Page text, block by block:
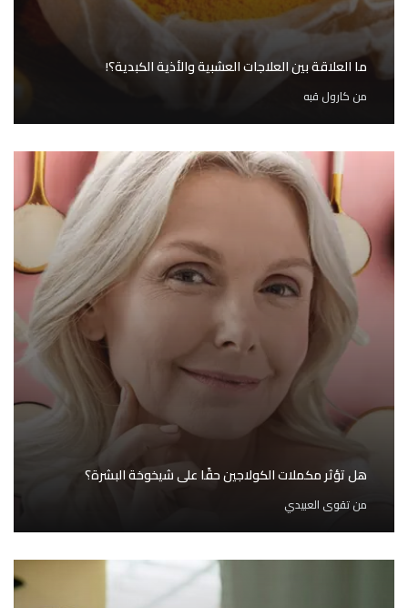
ما العلاقة بين العلاجات العشبية والأذية الكبدية؟!
من كارول قبه
هل تؤثر مكملات الكولاجين حقًا على شيخوخة البشرة؟
منتقوى العبيدي